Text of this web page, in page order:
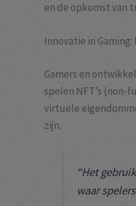
en de opkomst van
Innovatie in
Gamers en
spelen NFT’s
virtuele
zijn.
“Het
waar